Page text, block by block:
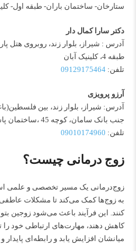
ستارخان- ساختمان باران- طبقه اول-
دکتر سارا کمال دار
طبقه 4، کلینیک آبان
تلفن: 09129175464
آرزو پرویزی
آدرس: شیراز، بلوار زند، بین
جنب بانک سامان، کوچه 45 ،ساختمان پاسارگاد، طبقه4
تلفن: 09010174960
زوج درمانی چیست؟
زوج‌درمانی یک مسیر تخصصی و علمی
به زوج‌ها کمک می‌کند تا مشکلات
کنند. این فرآیند باعث می‌شود زوجین
کاهش دهند، مهارت‌های ارتباطی خود را
میانشان افزایش یابد و رابطه‌ای پایدار